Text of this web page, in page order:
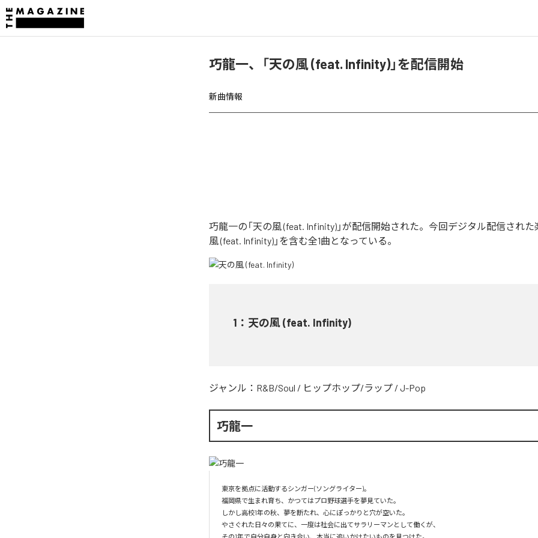
巧龍一、「天の風 (feat. Infinity)」を配信開始
新曲情報
巧龍一の「天の風 (feat. Infinity)」が配信開始された。今回デジタル配信された
風 (feat. Infinity)」を含む全1曲となっている。
1 ： 天の風 (feat. Infinity)
ジャンル： R&B/Soul / ヒップホップ/ラップ / J-Pop
巧龍一
東京を拠点に活動するシンガー(ソングライター)。
福岡県で生まれ育ち、かつてはプロ野球選手を夢見ていた。
しかし高校1年の秋、夢を断たれ、心にぽっかりと穴が空いた。
やさぐれた日々の果てに、一度は社会に出てサラリーマンとして働くが、